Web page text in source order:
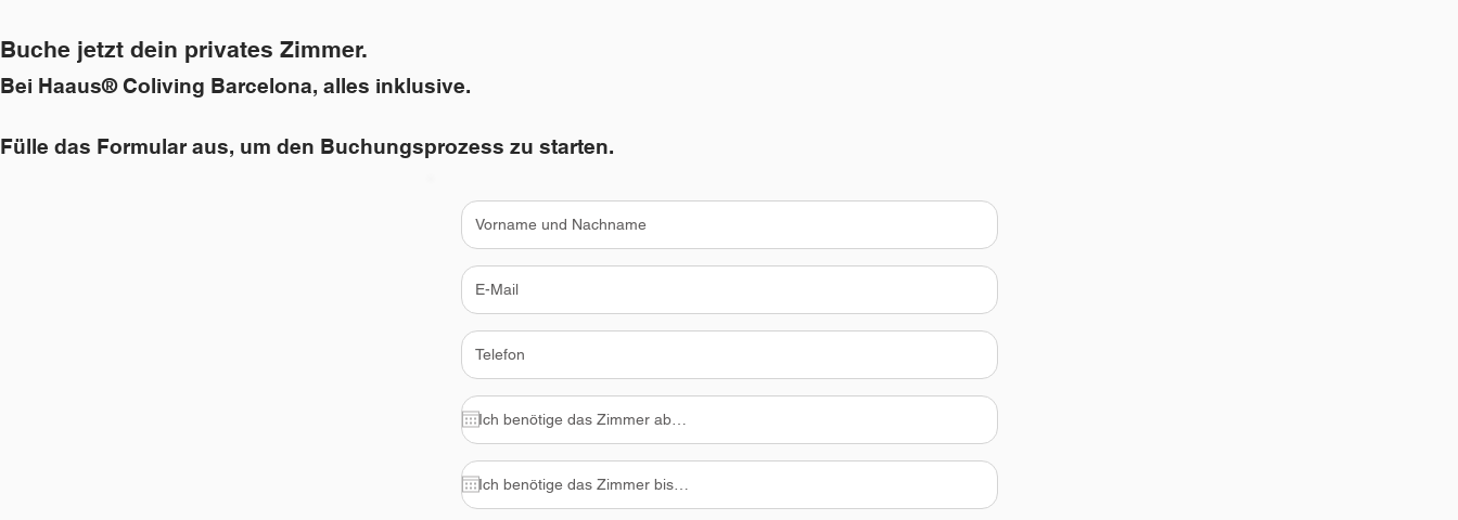
Buche jetzt dein privates Zimmer.
Bei Haaus® Coliving Barcelona, alles inklusive.
Fülle das Formular aus, um den Buchungsprozess zu starten.